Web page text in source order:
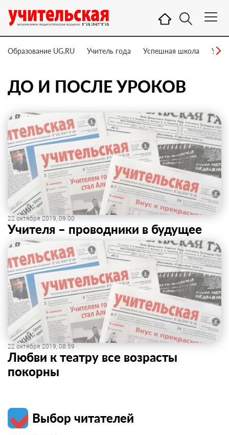
Образование UG.RU Учитель года Успешная школа
ДО И ПОСЛЕ УРОКОВ
22 октября 2019, 09:00
Учителя – проводники в будущее
22 октября 2019, 08:59
Любви к театру все возрасты
покорны
Выбор читателей